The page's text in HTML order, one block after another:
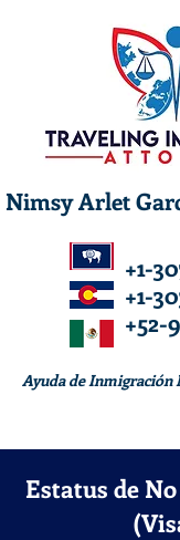
Nimsy Arlet
+1-
+1-
+52-
Ayuda de Inmigración
Estatus de